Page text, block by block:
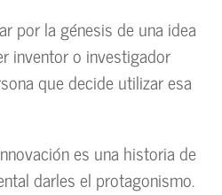
por la génesis de una idea
inventor o investigador
que decide utilizar esa
es una historia de
darles el protagonismo.